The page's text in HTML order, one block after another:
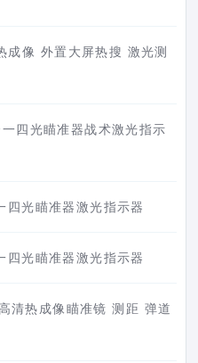
成像 外置大屏热搜 激光测
四光瞄准器战术激光指示
光瞄准器激光指示器
光瞄准器激光指示器
热成像瞄准镜 测距 弹道